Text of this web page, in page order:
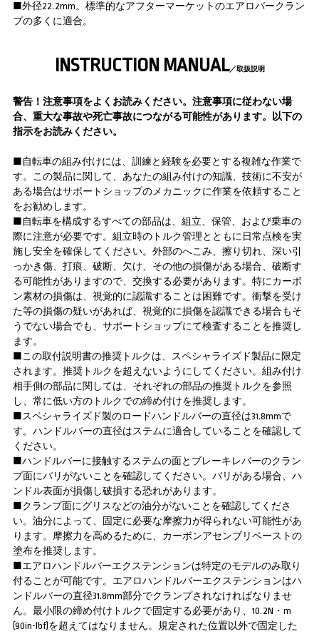
■外径22.2mm。標準的なアフターマーケットのエアロバークラン
プの多くに適合。
INSTRUCTION MANUAL／取扱説明
警告！注意事項をよくお読みください。注意事項に従わない場
合、重大な事故や死亡事故につながる可能性があります。以下の
指示をお読みください。
■自転車の組み付けには、訓練と経験を必要とする複雑な作業で
す。この製品に関して、あなたの組み付けの知識、技術に不安が
ある場合はサポートショップのメカニックに作業を依頼すること
をお勧めします。
■自転車を構成するすべての部品は、組立、保管、および乗車の
際に注意が必要です。組立時のトルク管理とともに日常点検を実
施し安全を確保してください。外部のへこみ、擦り切れ、深い引
っかき傷、打痕、破断、欠け、その他の損傷がある場合、破断す
る可能性がありますので、交換する必要があります。特にカーボ
ン素材の損傷は、視覚的に認識することは困難です。衝撃を受け
た等の損傷の疑いがあれば、視覚的に損傷を認識できる場合もそ
うでない場合でも、サポートショップにて検査することを推奨し
ます。
■この取付説明書の推奨トルクは、スペシャライズド製品に限定
されます。推奨トルクを超えないようにしてください。組み付け
相手側の部品に関しては、それぞれの部品の推奨トルクを参照
し、常に低い方のトルクでの締め付けを推奨します。
■スペシャライズド製のロードハンドルバーの直径は31.8mmで
す。ハンドルバーの直径はステムに適合していることを確認して
ください。
■ハンドルバーに接触するステムの面とブレーキレバーのクラン
プ面にバリがないことを確認してください。バリがある場合、ハ
ンドル表面が損傷し破損する恐れがあります。
■クランプ面にグリスなどの油分がないことを確認してくださ
い。油分によって、固定に必要な摩擦力が得られない可能性があ
ります。摩擦力を高めるために、カーボンアセンブリペーストの
塗布を推奨します。
■エアロハンドルバーエクステンションは特定のモデルのみ取り
付ることが可能です。エアロハンドルバーエクステンションはハ
ンドルバーの直径31.8mm部分でクランプされなければなりませ
ん。最小限の締め付けトルクで固定する必要があり、10.2N・m
(90in-lbf)を超えてはなりません。規定された位置以外で固定した